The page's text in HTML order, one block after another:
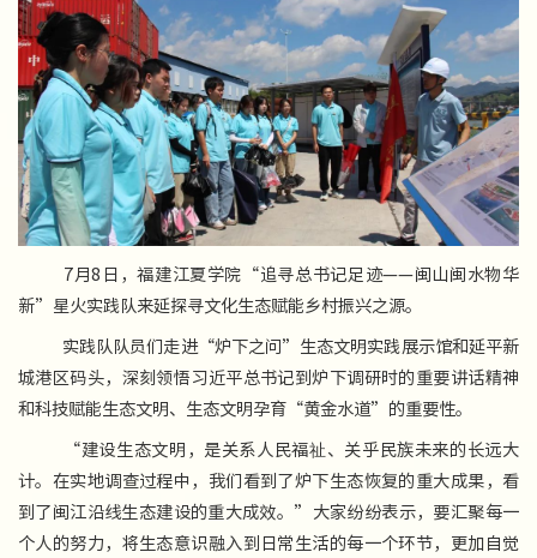
7月8日，福建江夏学院“追寻总书记足迹——闽山闽水物华
新”星火实践队来延探寻文化生态赋能乡村振兴之源。
实践队队员们走进“炉下之问”生态文明实践展示馆和延平新
城港区码头，深刻领悟习近平总书记到炉下调研时的重要讲话精神
和科技赋能生态文明、生态文明孕育“黄金水道”的重要性。
“建设生态文明，是关系人民福祉、关乎民族未来的长远大
计。在实地调查过程中，我们看到了炉下生态恢复的重大成果，看
到了闽江沿线生态建设的重大成效。”大家纷纷表示，要汇聚每一
个人的努力，将生态意识融入到日常生活的每一个环节，更加自觉